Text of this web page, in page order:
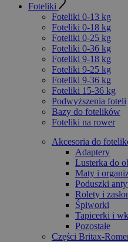
Foteliki
Foteliki 0-13 kg
Foteliki 0-18 kg
Foteliki 0-25 kg
Foteliki 0-36 kg
Foteliki 9-18 kg
Foteliki 9-25 kg
Foteliki 9-36 kg
Foteliki 15-36 kg
Podwyższenia foteli
Bazy do fotelików
Foteliki na rower
Akcesoria do
Adaptery
Lusterka do
Maty i
Poduszki
Rolety i
Śpiworki
Tapicerki i
Pozostałe
Części Britax-